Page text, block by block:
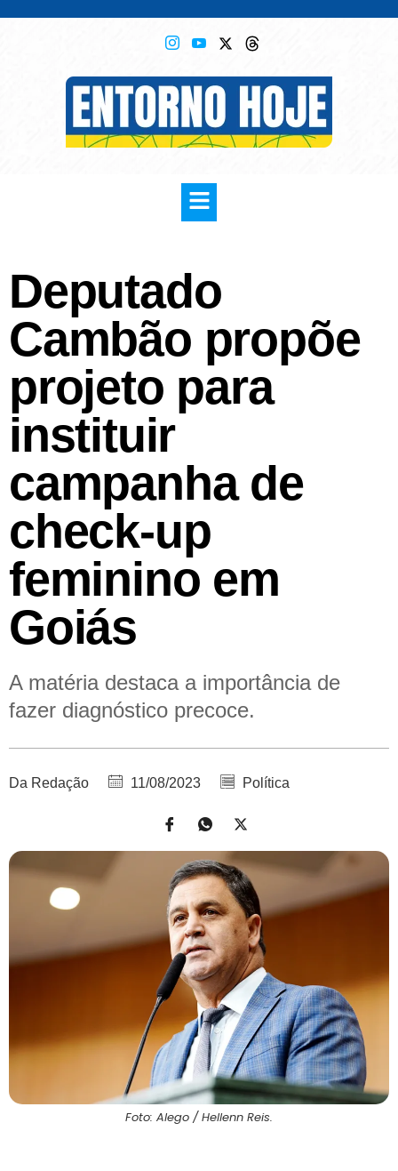
Deputado
Cambão propõe
projeto para
instituir
campanha de
check-up
feminino em
Goiás
A matéria destaca a importância de
fazer diagnóstico precoce.
Da Redação 11/08/2023 Política
Foto: Alego / Hellenn Reis.